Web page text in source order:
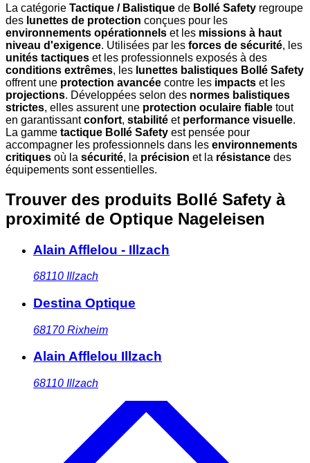
La catégorie Tactique / Balistique de Bollé Safety regroupe
des lunettes de protection conçues pour les
environnements opérationnels et les missions à haut
niveau d'exigence. Utilisées par les forces de sécurité, les
unités tactiques et les professionnels exposés à des
conditions extrêmes, les lunettes balistiques Bollé Safety
offrent une protection avancée contre les impacts et les
projections. Développées selon des normes balistiques
strictes, elles assurent une protection oculaire fiable tout
en garantissantconfort, stabilité et performance visuelle.
La gamme tactique Bollé Safety est pensée pour
accompagner les professionnels dans les environnements
critiques où la sécurité, la précision et la résistance des
équipements sont essentielles.
Trouver des produits Bollé Safety à
proximité de Optique Nageleisen
Alain Afflelou - Illzach
68110 Illzach
Destina Optique
68170 Rixheim
Alain Afflelou Illzach
68110 Illzach